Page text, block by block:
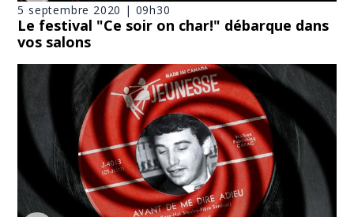
5 septembre 2020 | 09h30
Le festival "Ce soir on char!" débarque dans
vos salons